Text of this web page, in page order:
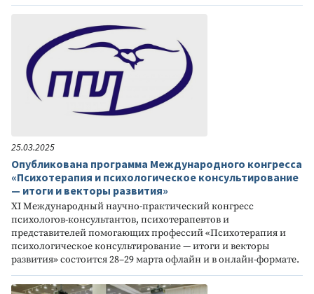
25.03.2025
Опубликована программа Международного конгресса
«Психотерапия и психологическое консультирование
— итоги и векторы развития»
XI Международный научно-практический конгресс
психологов-консультантов, психотерапевтов и
представителей помогающих профессий «Психотерапия и
психологическое консультирование — итоги и векторы
развития» состоится 28–29 марта офлайн и в онлайн-формате.